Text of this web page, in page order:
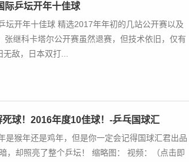
际乒坛开年十佳球
坛开年十佳球 精选2017年年初的几站公开赛以及
张继科卡塔尔公开赛虽然退赛，但技术依旧，仅有
敌，日本双打...
球！2016年度10佳球！-乒乓国球汇
是猴年还是鸡年，但是你一定会记得国球汇君出品
，却照亮了整个乒坛！ 缩略图： 视频：（点击即